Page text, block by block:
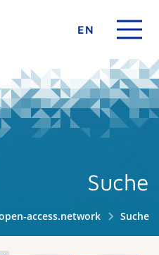
EN
Suche
access.network Suche